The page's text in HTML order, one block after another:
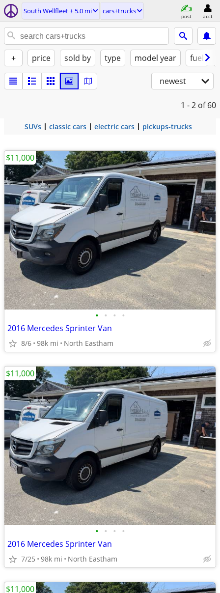
South Wellfleet ± 5.0 mi cars+trucks
post acct
+ price sold by type model year fuel
newest
1 - 2 of 60
SUVs classic cars electric cars pickups-trucks
• • • •
2016 Mercedes Sprinter Van
8/6 98k mi North Eastham
$11,000
• • • •
2016 Mercedes Sprinter Van
7/25 98k mi North Eastham
$11,000
$11,000